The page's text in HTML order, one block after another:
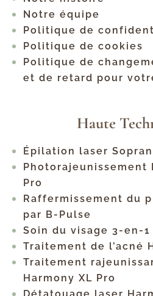
Notre équipe
Politique de
Politique de cookies
Politique de
et de retard pour
Haute
Épilation laser
Photorajeunissement
Pro
Raffermissement du
par B-Pulse
Soin du visage 3-en-1
Traitement de l’acné
Traitement
Harmony XL Pro